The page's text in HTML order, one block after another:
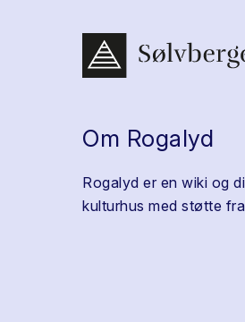
Om Rogalyd
Rogalyd er en wiki og
kulturhus med støtte